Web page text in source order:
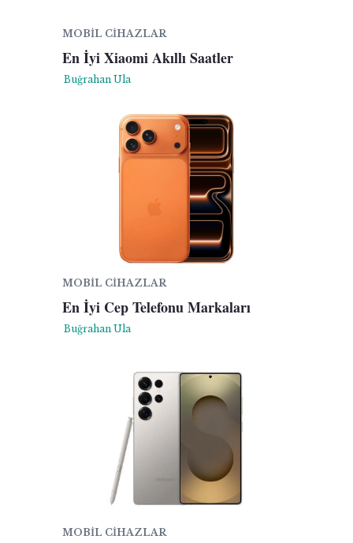
MOBIL CIHAZLAR
En İyi Xiaomi Akıllı Saatler
Buğrahan Ula
MOBIL CIHAZLAR
En İyi Cep Telefonu Markaları
Buğrahan Ula
MOBIL CIHAZLAR